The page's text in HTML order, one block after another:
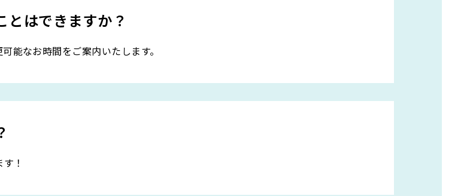
とはできますか？
能なお時間をご案内いたします。
！